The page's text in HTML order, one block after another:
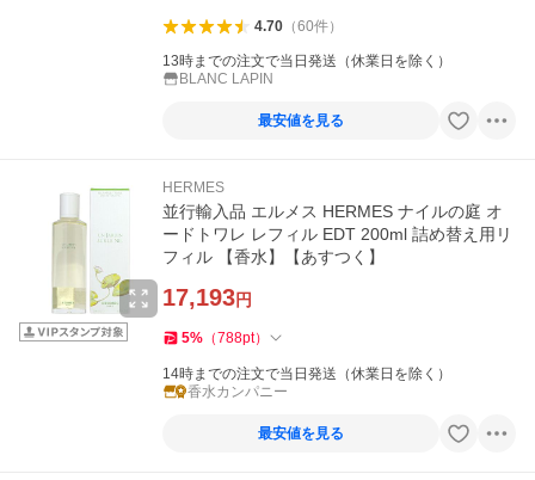
4.70（60件）
13時までの注文で当日発送（休業日を除く）
BLANC LAPIN
最安値を見る
HERMES
並行輸入品 エルメス HERMES ナイルの庭 オ
ードトワレ レフィル EDT 200ml 詰め替え用リ
フィル 【香水】【あすつく】
17,193円
5% （788pt）
14時までの注文で当日発送（休業日を除く）
香水カンパニー
最安値を見る